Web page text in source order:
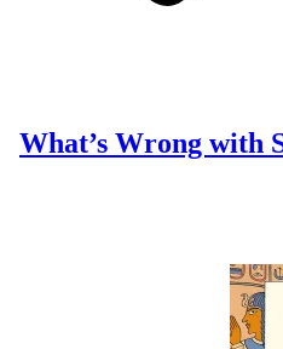
What’s Wrong with